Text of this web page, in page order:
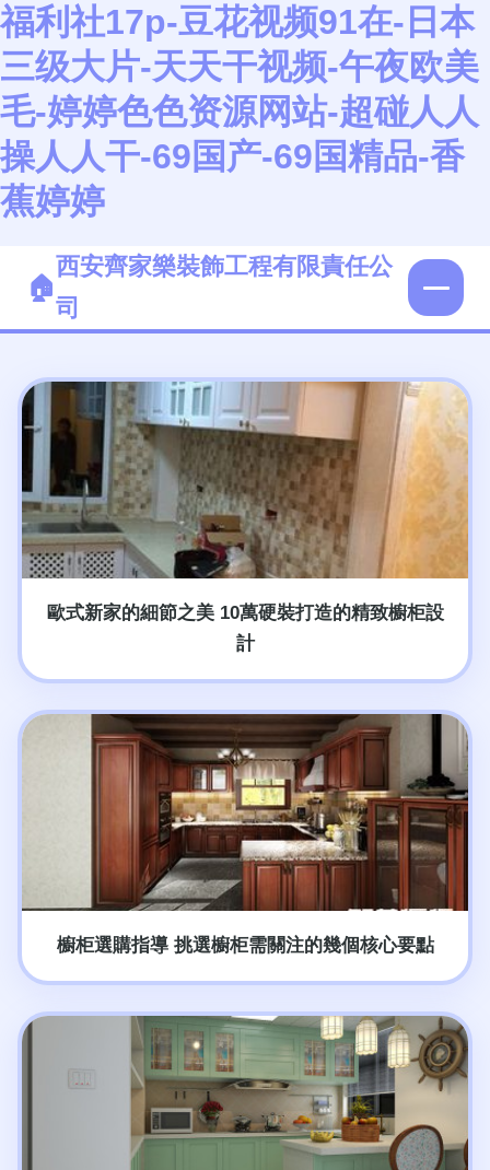
福利社17p-豆花视频91在-日本
三级大片-天天干视频-午夜欧美
毛-婷婷色色资源网站-超碰人人
操人人干-69国产-69国精品-香
蕉婷婷
西安齊家樂裝飾工程有限責任公
司
歐式新家的細節之美 10萬硬裝打造的精致櫥柜設
計
櫥柜選購指導 挑選櫥柜需關注的幾個核心要點